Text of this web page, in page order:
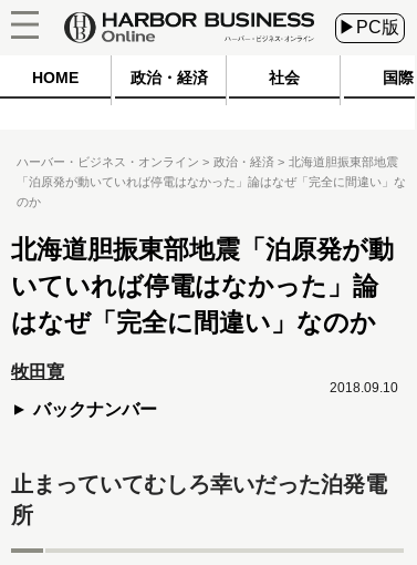
▶PC版
HOME 政治・経済 社会 国際
ハーバー・ビジネス・オンライン 政治・経済
北海道胆振東部地震
「泊原発が動いていれば停電はなかった」論はなぜ「完全に間違い」な
のか
北海道胆振東部地震「泊原発が動
いていれば停電はなかった」論
はなぜ「完全に間違い」なのか
牧田寛
バックナンバー
2018.09.10
止まっていてむしろ幸いだった泊発電
所